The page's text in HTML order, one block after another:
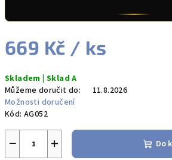
669 Kč / ks
cena:
Skladem | Sklad A
Můžeme doručit do:
11.8.2026
Možnosti doručení
Kód: AG052
+
− Do